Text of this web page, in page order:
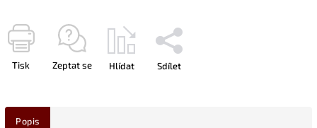
Tisk Zeptat se Hlídat Sdílet
Popis